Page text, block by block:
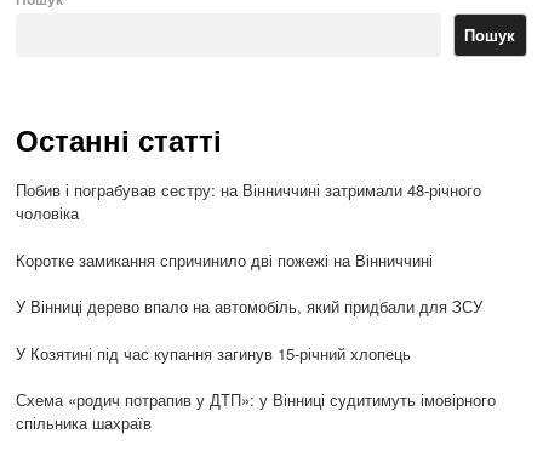
Пошук
Останні статті
Побив і пограбував сестру: на Вінниччині затримали 48-річного
чоловіка
Коротке замикання спричинило дві пожежі на Вінниччині
У Вінниці дерево впало на автомобіль, який придбали для ЗСУ
У Козятині під час купання загинув 15-річний хлопець
Схема «родич потрапив у ДТП»: у Вінниці судитимуть імовірного
спільника шахраїв